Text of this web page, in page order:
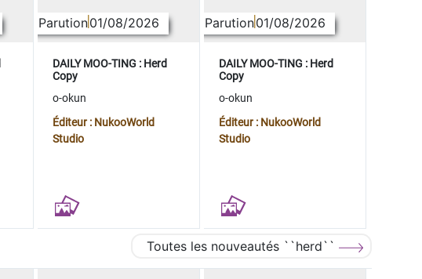
Parution01/08/2026
DAILY MOO-TING : Herd
Copy
o-okun
Éditeur : NukooWorld
Studio
Parution01/08/2026
DAILY MOO-TING : Herd
Copy
o-okun
Éditeur : NukooWorld
Studio
Toutes les nouveautés ``herd``